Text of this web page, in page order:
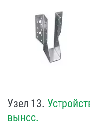
Узел 13.
вынос.